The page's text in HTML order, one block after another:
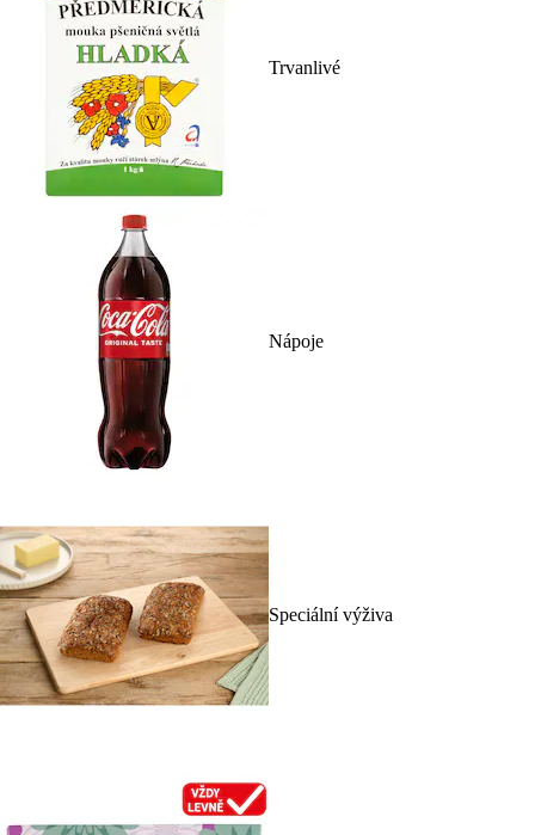
Trvanlivé
Nápoje
Speciální výživa